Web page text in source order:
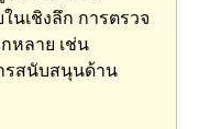
นเชิงลึก การตรวจ
หลาย เช่น
รสนับสนุนด้าน